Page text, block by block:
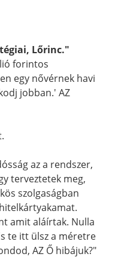
Lőrinc."
forintos
egy nővérnek havi
jobban.' AZ
az a rendszer,
terveztetek meg,
szolgaságban
amit aláírtak. Nulla
te itt ülsz a méretre
AZ Ő hibájuk?"